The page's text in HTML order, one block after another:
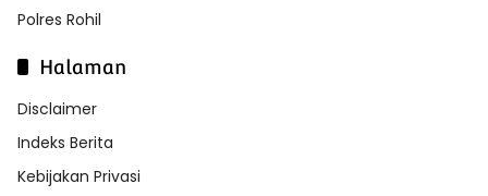
Polres Rohil
Halaman
Disclaimer
Indeks Berita
Kebijakan Privasi